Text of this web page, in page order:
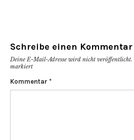
Schreibe einen Kommentar
Deine E-Mail-Adresse wird nicht veröffentlicht.
markiert
Kommentar *